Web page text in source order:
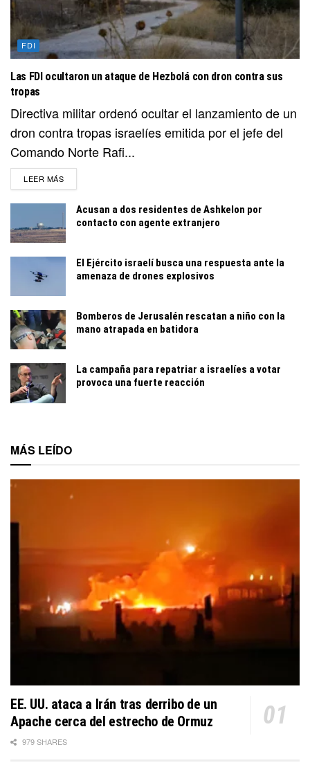
FDI
Las FDI ocultaron un ataque de Hezbolá con dron contra sus
tropas
Directiva militar ordenó ocultar el lanzamiento de un
dron contra tropas israelíes emitida por el jefe del
Comando Norte Rafi...
LEER MÁSDETAILS
Acusan a dos residentes de Ashkelon por
contacto con agente extranjero
El Ejército israelí busca una respuesta ante la
amenaza de drones explosivos
Bomberos de Jerusalén rescatan a niño con la
mano atrapada en batidora
La campaña para repatriar a israelíes a votar
provoca una fuerte reacción
MÁS LEÍDO
EE. UU. ataca a Irán tras derribo de un
Apache cerca del estrecho de Ormuz
979 SHARES